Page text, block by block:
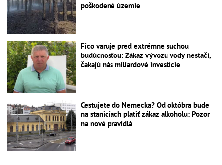
poškodené územie
Fico varuje pred extrémne suchou
budúcnosťou: Zákaz vývozu vody nestačí,
čakajú nás miliardové investície
Cestujete do Nemecka? Od októbra bude
na staniciach platiť zákaz alkoholu: Pozor
na nové pravidlá